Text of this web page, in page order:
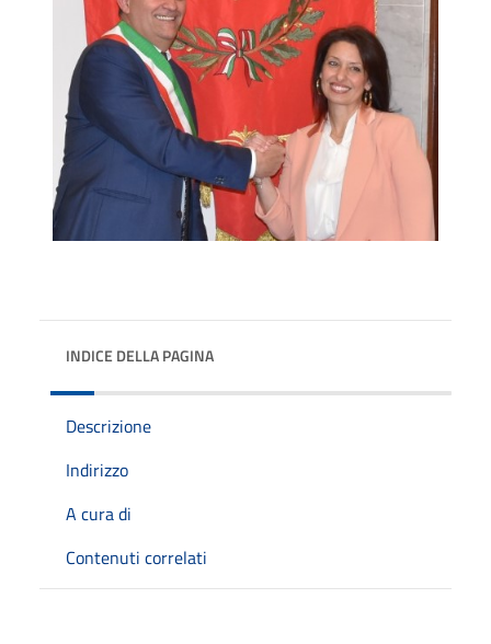
INDICE DELLA PAGINA
Descrizione
Indirizzo
A cura di
Contenuti correlati